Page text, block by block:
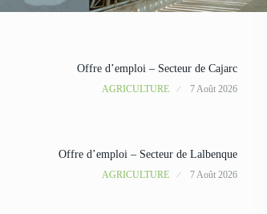
Offre d’emploi – Secteur de Cajarc
AGRICULTURE 7 Août 2026
Offre d’emploi – Secteur de Lalbenque
AGRICULTURE 7 Août 2026